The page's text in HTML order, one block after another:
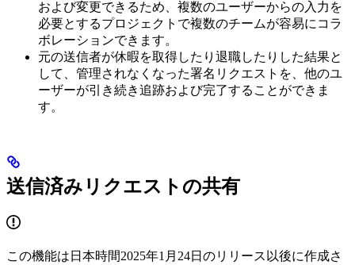
および変更できるため、複数のユーザーからの入力を
必要とするプロジェクトで複数のチームが容易にコラ
ボレーションできます。
元の送信者が休暇を取得したり退職したりした結果と
して、管理されなくなった署名リクエストを、他のユ
ーザーが引き続き追跡および完了することができま
す。
送信済みリクエストの共有
この機能は日本時間2025年1月24日のリリース以後に作成さ